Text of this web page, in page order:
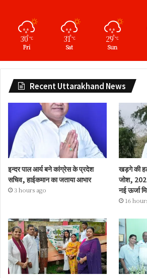
30 ℃
Fri
31 ℃
Sat
29℃
Sun
Recent Uttarakhand News
इन्दर पाल आर्य बने कांग्रेस के प्रदेश
सचिव, हाईकमान का जताया आभार
3 hours ago
खड़गे की
जोश,
नई ऊर्जा
16